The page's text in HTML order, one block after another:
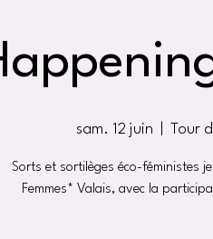
sam. 12 juin Tour
Sorts et sortilèges éco-féministes
Femmes* Valais, avec la